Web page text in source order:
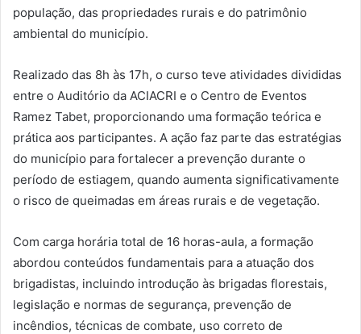
população, das propriedades rurais e do patrimônio
ambiental do município.
Realizado das 8h às 17h, o curso teve atividades divididas
entre o Auditório da ACIACRI e o Centro de Eventos
Ramez Tabet, proporcionando uma formação teórica e
prática aos participantes. A ação faz parte das estratégias
do município para fortalecer a prevenção durante o
período de estiagem, quando aumenta significativamente
o risco de queimadas em áreas rurais e de vegetação.
Com carga horária total de 16 horas-aula, a formação
abordou conteúdos fundamentais para a atuação dos
brigadistas, incluindo introdução às brigadas florestais,
legislação e normas de segurança, prevenção de
incêndios, técnicas de combate, uso correto de